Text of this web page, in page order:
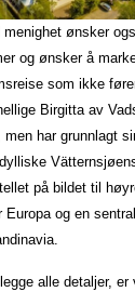
menighet ønsker
og ønsker å
som ikke
Birgitta av
har grunnlagt
på bildet til
Europa og en
alle detaljer, er